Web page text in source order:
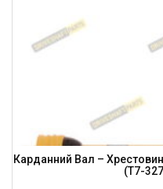
Карданний Вал –
(T7-